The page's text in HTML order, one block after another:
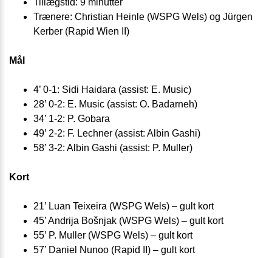
Trænere: Christian Heinle (WSPG Wels) og Jürgen
Kerber (Rapid Wien II)
Mål
4’ 0-1: Sidi Haidara (assist: E. Music)
28’ 0-2: E. Music (assist: O. Badarneh)
34’ 1-2: P. Gobara
49’ 2-2: F. Lechner (assist: Albin Gashi)
58’ 3-2: Albin Gashi (assist: P. Muller)
Kort
21’ Luan Teixeira (WSPG Wels) – gult kort
45’ Andrija Bošnjak (WSPG Wels) – gult kort
55’ P. Muller (WSPG Wels) – gult kort
57’ Daniel Nunoo (Rapid II) – gult kort